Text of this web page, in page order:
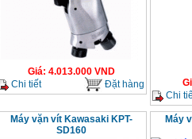
Giá: 4.013.000VND
Chi tiết
Đặt hàng
Chi
Máy vặn vít Kawasaki KPT-
SD160
Máy